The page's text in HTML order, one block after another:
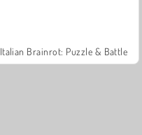
Italian Brainrot: Puzzle & Battle